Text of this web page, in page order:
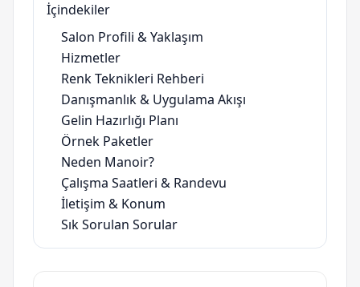
İçindekiler
Salon Profili & Yaklaşım
Hizmetler
Renk Teknikleri Rehberi
Danışmanlık & Uygulama Akışı
Gelin Hazırlığı Planı
Örnek Paketler
Neden Manoir?
Çalışma Saatleri & Randevu
İletişim & Konum
Sık Sorulan Sorular